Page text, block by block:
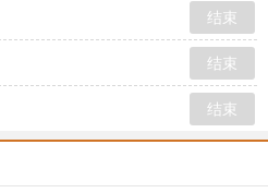
结束
结束
结束